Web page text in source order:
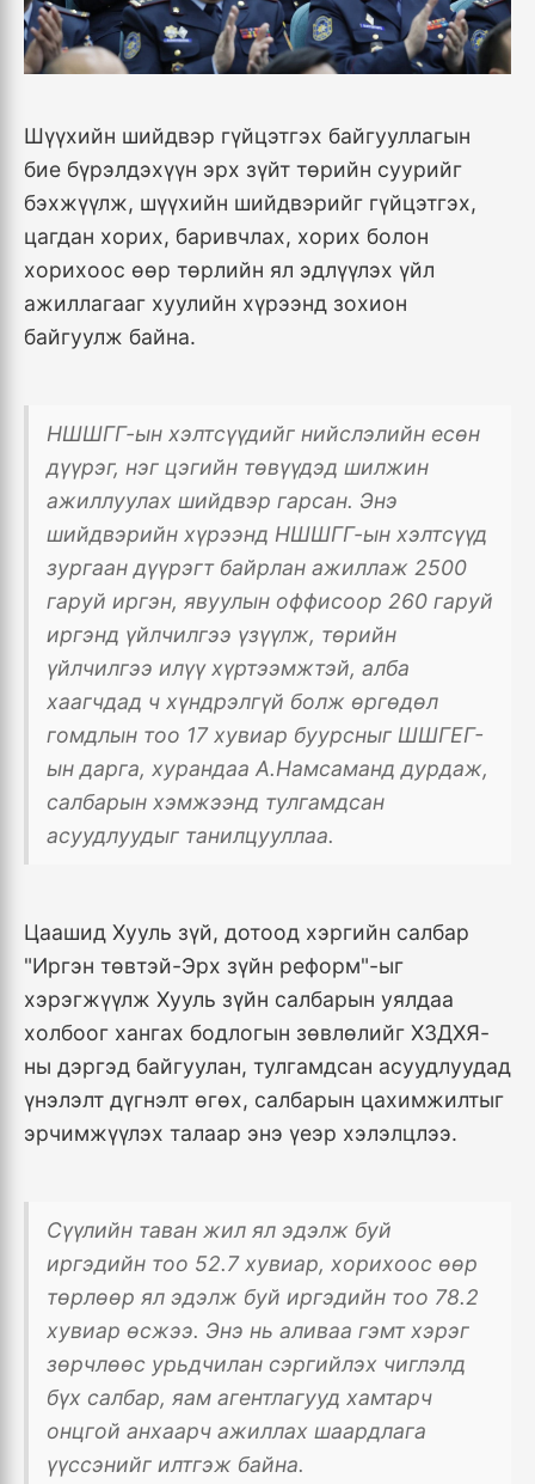
Шүүхийн шийдвэр гүйцэтгэх байгууллагын
бие бүрэлдэхүүн эрх зүйт төрийн суурийг
бэхжүүлж, шүүхийн шийдвэрийг гүйцэтгэх,
цагдан хорих, баривчлах, хорих болон
хорихоос өөр төрлийн ял эдлүүлэх үйл
ажиллагааг хуулийн хүрээнд зохион
байгуулж байна.
НШШГГ-ын хэлтсүүдийг нийслэлийн есөн
дүүрэг, нэг цэгийн төвүүдэд шилжин
ажиллуулах шийдвэр гарсан. Энэ
шийдвэрийн хүрээнд НШШГГ-ын хэлтсүүд
зургаан дүүрэгт байрлан ажиллаж 2500
гаруй иргэн, явуулын оффисоор 260 гаруй
иргэнд үйлчилгээ үзүүлж, төрийн
үйлчилгээ илүү хүртээмжтэй, алба
хаагчдад ч хүндрэлгүй болж өргөдөл
гомдлын тоо 17 хувиар буурсныг ШШГЕГ-
ын дарга, хурандаа А.Намсаманд дурдаж,
салбарын хэмжээнд тулгамдсан
асуудлуудыг танилцууллаа.
Цаашид Хууль зүй, дотоод хэргийн салбар
"Иргэн төвтэй-Эрх зүйн реформ"-ыг
хэрэгжүүлж Хууль зүйн салбарын уялдаа
холбоог хангах бодлогын зөвлөлийг ХЗДХЯ-
ны дэргэд байгуулан, тулгамдсан асуудлуудад
үнэлэлт дүгнэлт өгөх, салбарын цахимжилтыг
эрчимжүүлэх талаар энэ үеэр хэлэлцлээ.
Сүүлийн таван жил ял эдэлж буй
иргэдийн тоо 52.7 хувиар, хорихоос өөр
төрлөөр ял эдэлж буй иргэдийн тоо 78.2
хувиар өсжээ. Энэ нь аливаа гэмт хэрэг
зөрчлөөс урьдчилан сэргийлэх чиглэлд
бүх салбар, яам агентлагууд хамтарч
онцгой анхаарч ажиллах шаардлага
үүссэнийг илтгэж байна.